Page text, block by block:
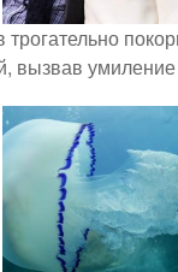
вызвав умиление